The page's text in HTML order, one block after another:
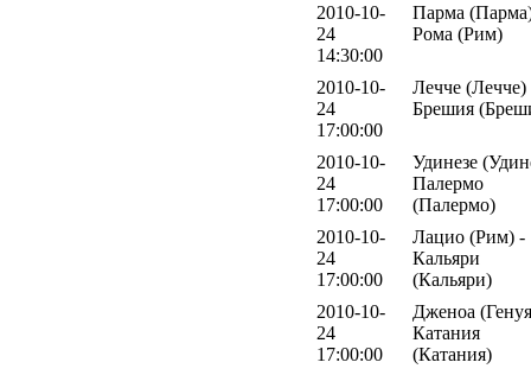
2010-10-
24
14:30:00
Парма
Рома (Рим)
2010-10-
24
17:00:00
Лечче (Лечче)
Брешия
2010-10-
24
17:00:00
Удинезе
Палермо
(Палермо)
2010-10-
24
17:00:00
Лацио (Рим) -
Кальяри
(Кальяри)
2010-10-
24
17:00:00
Дженоа
Катания
(Катания)